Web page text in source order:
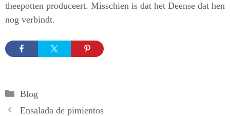
theepotten produceert. Misschien is dat het Deense dat hen
nog verbindt.
Categorieën
Blog
Ensalada de pimientos